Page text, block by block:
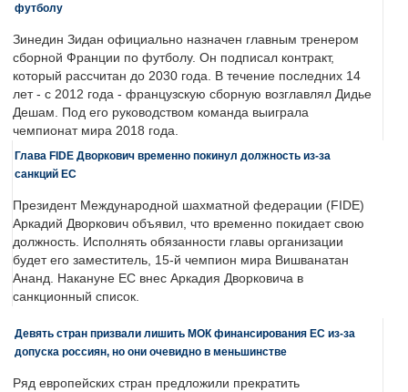
футболу
Зинедин Зидан официально назначен главным тренером
сборной Франции по футболу. Он подписал контракт,
который рассчитан до 2030 года. В течение последних 14
лет - с 2012 года - французскую сборную возглавлял Дидье
Дешам. Под его руководством команда выиграла
чемпионат мира 2018 года.
Глава FIDE Дворкович временно покинул должность из-за
санкций ЕС
Президент Международной шахматной федерации (FIDE)
Аркадий Дворкович объявил, что временно покидает свою
должность. Исполнять обязанности главы организации
будет его заместитель, 15-й чемпион мира Вишванатан
Ананд. Накануне ЕС внес Аркадия Дворковича в
санкционный список.
Девять стран призвали лишить МОК финансирования ЕС из-за
допуска россиян, но они очевидно в меньшинстве
Ряд европейских стран предложили прекратить